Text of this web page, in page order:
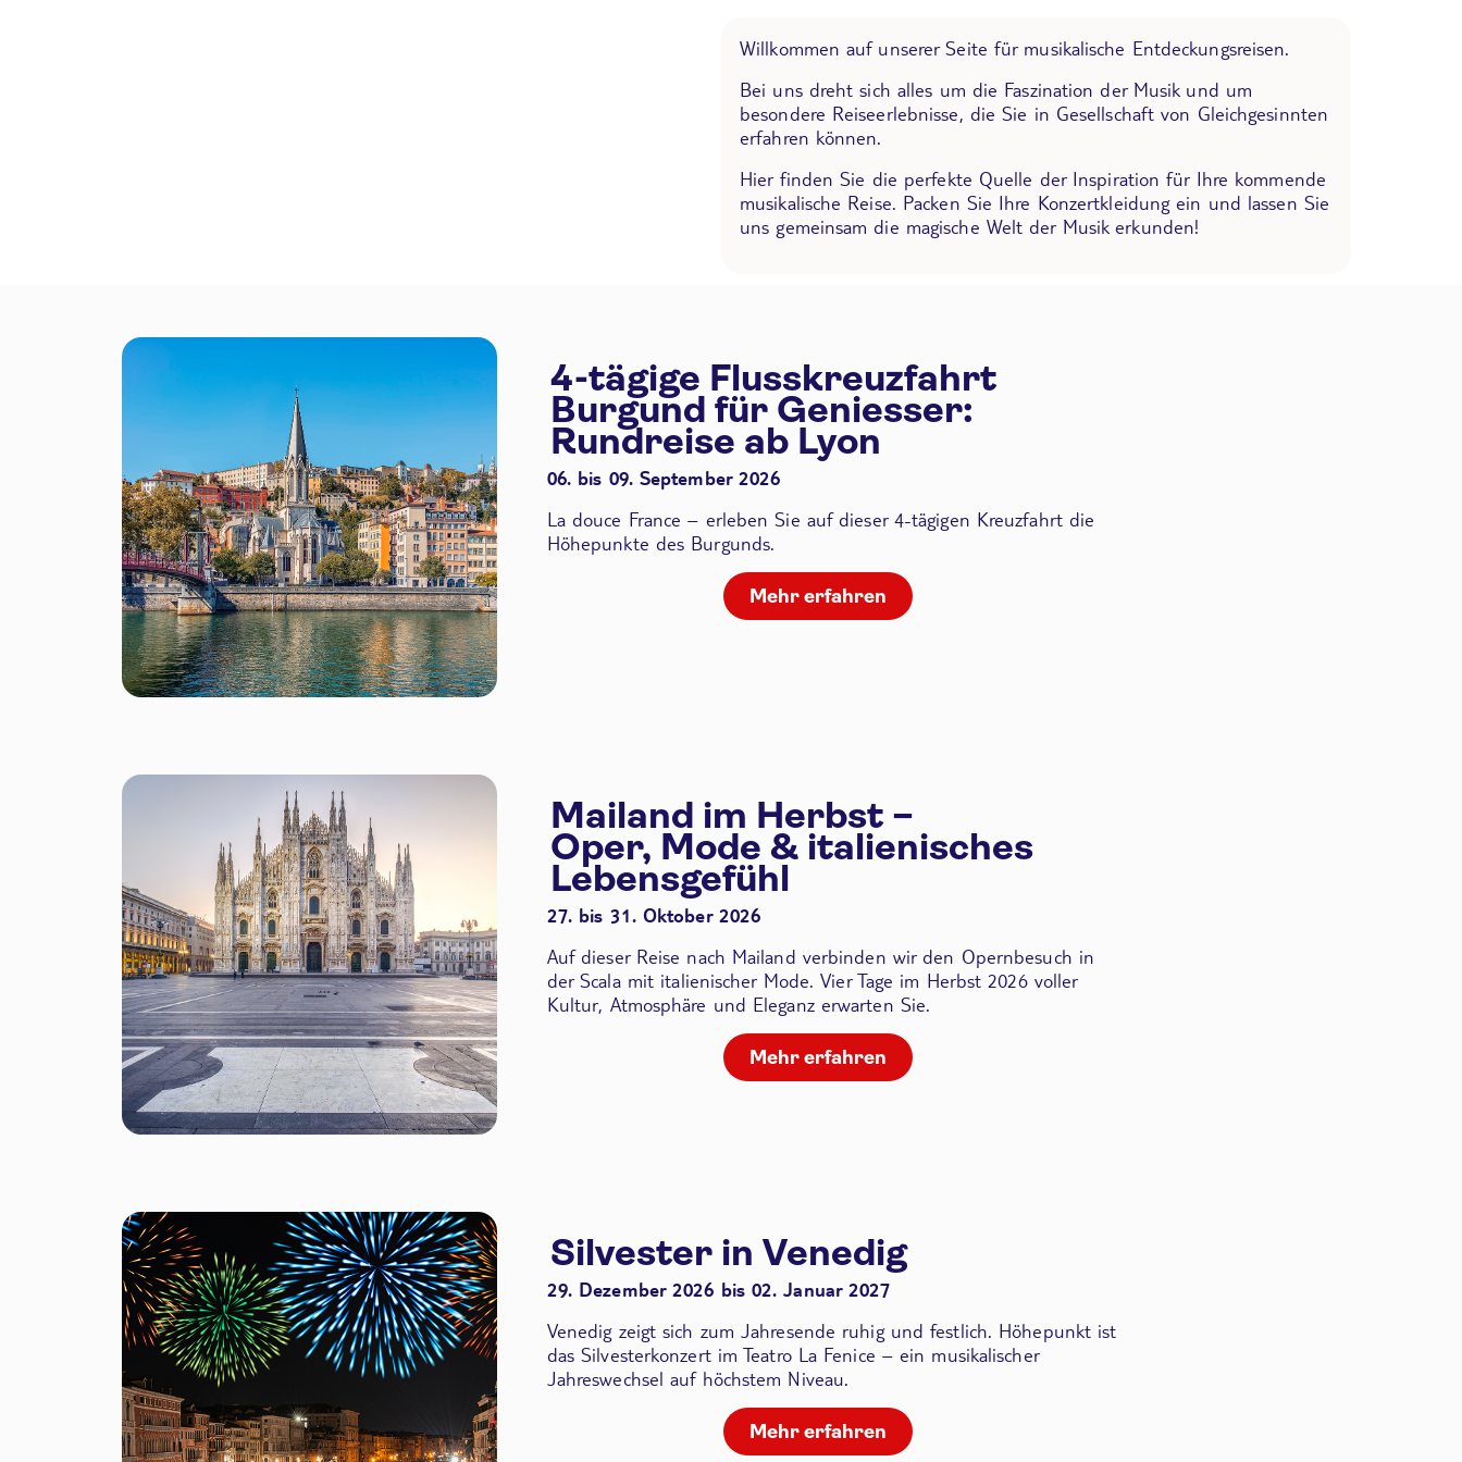
Willkommen auf unserer Seite für musikalische Entdeckungsreisen.
Bei uns dreht sich alles um die Faszination der Musik und um
besondere Reiseerlebnisse, die Sie in Gesellschaft von Gleichgesinnten
erfahren können.
Hier finden Sie die perfekte Quelle der Inspiration für Ihre kommende
musikalische Reise. Packen Sie Ihre Konzertkleidung ein und lassen Sie
uns gemeinsam die magische Welt der Musik erkunden!
4-tägige Flusskreuzfahrt
Burgund für Geniesser:
Rundreise ab Lyon
06. bis 09. September 2026
La douce France – erleben Sie auf dieser 4-tägigen Kreuzfahrt die
Höhepunkte des Burgunds.
Mehr erfahren
Mailand im Herbst –
Oper, Mode & italienisches
Lebensgefühl
27. bis 31. Oktober 2026
Auf dieser Reise nach Mailand verbinden wir den Opernbesuch in
der Scalamit italienischer Mode. Vier Tage im Herbst 2026 voller
Kultur, Atmosphäre und Eleganz erwarten Sie.
Mehr erfahren
Silvester in Venedig
29. Dezember 2026 bis 02. Januar 2027
Venedig zeigt sich zum Jahresende ruhig und festlich. Höhepunkt ist
das Silvesterkonzert im Teatro La Fenice – ein musikalischer
Jahreswechsel auf höchstem Niveau.
Mehr erfahren